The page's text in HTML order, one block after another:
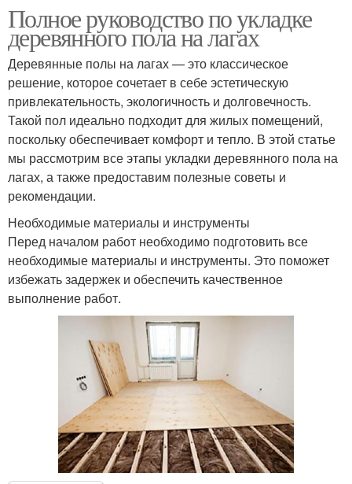
Полное руководство по укладке
деревянного пола на лагах
Деревянные полы на лагах — это классическое
решение, которое сочетает в себе эстетическую
привлекательность, экологичность и долговечность.
Такой пол идеально подходит для жилых помещений,
поскольку обеспечивает комфорт и тепло. В этой статье
мы рассмотрим все этапы укладки деревянного пола на
лагах, а также предоставим полезные советы и
рекомендации.
Необходимые материалы и инструменты
Перед началом работ необходимо подготовить все
необходимые материалы и инструменты. Это поможет
избежать задержек и обеспечить качественное
выполнение работ.